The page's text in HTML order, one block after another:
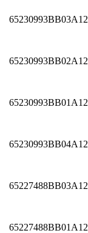
65230993BB03A12
65230993BB02A12
65230993BB01A12
65230993BB04A12
65227488BB03A12
65227488BB01A12